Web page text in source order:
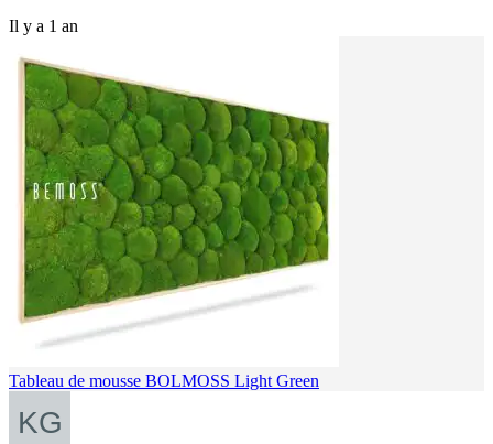
Il y a 1 an
Tableau de mousse BOLMOSS Light Green